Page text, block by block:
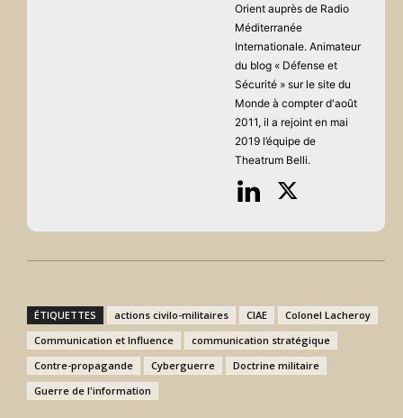
Orient auprès de Radio
Méditerranée
Internationale. Animateur
du blog « Défense et
Sécurité » sur le site du
Monde à compter d'août
2011, il a rejoint en mai
2019 l’équipe de
Theatrum Belli.
ÉTIQUETTES actions civilo-militaires CIAE
Colonel Lacheroy
Communication et Influence
communication stratégique
Contre-propagande
Cyberguerre
Doctrine militaire
Guerre de l'information